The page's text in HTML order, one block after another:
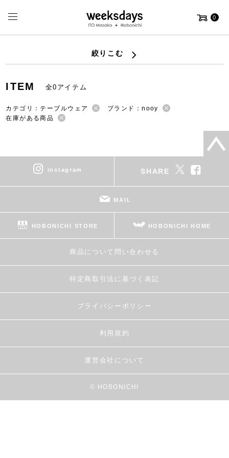
0
絞りこむ
ITEM 全0アイテム
カテゴリ：テーブルウェア
ブランド：nooy
在庫がある商品
instagram SHARE
MAIL
HOBONICHI STORE HOBONICHI HOME
商品について問い合わせる
特定商取引法に基づく表記
プライバシーポリシー
利用規約
運営会社について
© HOBONICHI